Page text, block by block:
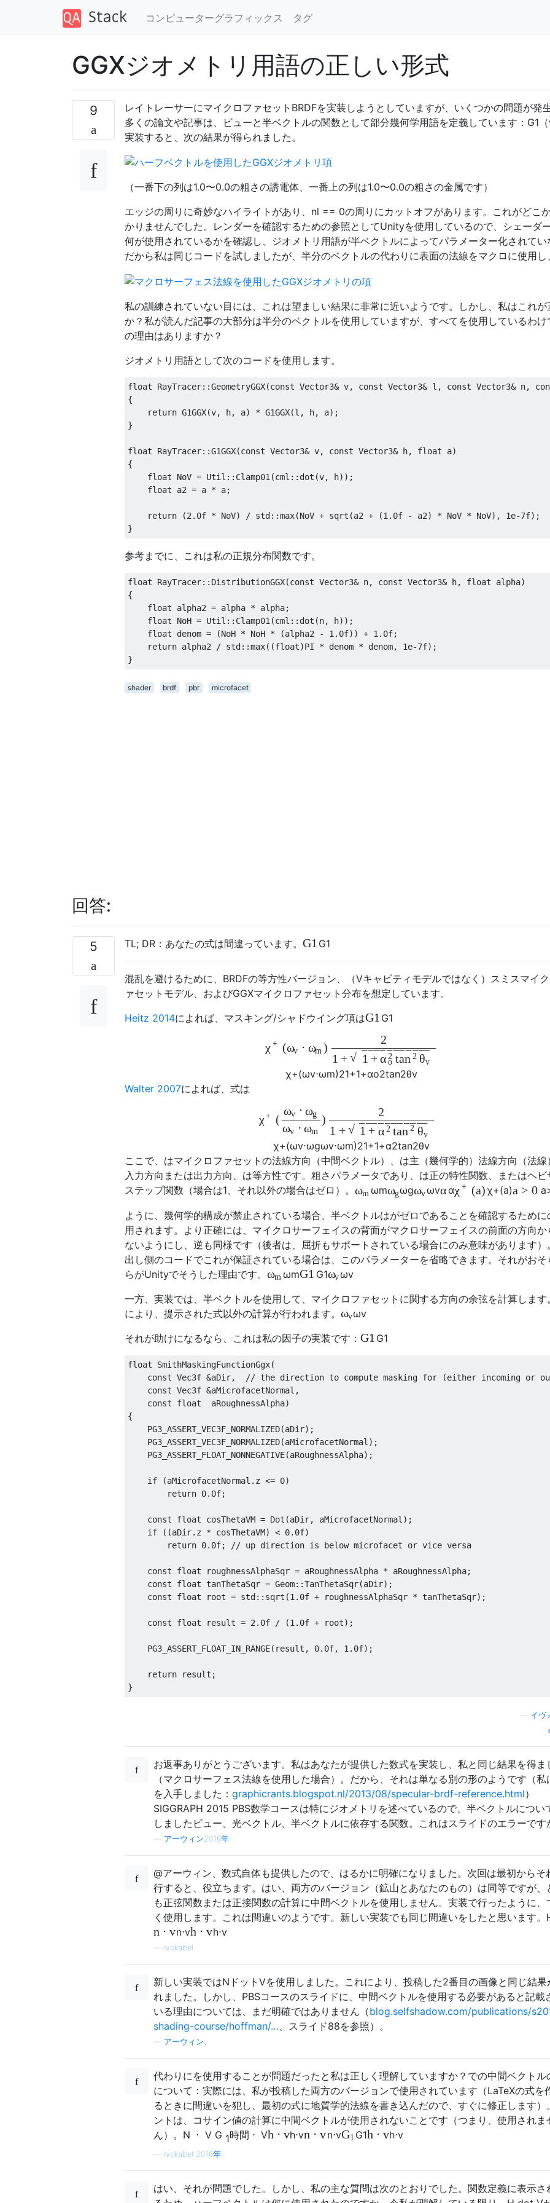
コンピューターグラフィックス タグ
GGXジオメトリ用語の正しい形式
9
レイトレーサーにマイクロファセットBRDFを実装しようとしていますが、いくつかの問題が発
多くの論文や記事は、ビューと半ベクトルの関数として部分幾何学用語を定義しています：G1
実装すると、次の結果が得られました。
（一番下の列は1.0〜0.0の粗さの誘電体、一番上の列は1.0〜0.0の粗さの金属です）
エッジの周りに奇妙なハイライトがあり、nl == 0の周りにカットオフがあります。これがどこ
かりませんでした。レンダーを確認するための参照としてUnityを使用しているので、シェーダ
何が使用されているかを確認し、ジオメトリ用語が半ベクトルによってパラメーター化されて
だから私は同じコードを試しましたが、半分のベクトルの代わりに表面の法線をマクロに使用
私の訓練されていない目には、これは望ましい結果に非常に近いようです。しかし、私はこれ
か？私が読んだ記事の大部分は半分のベクトルを使用していますが、すべてを使用しているわ
の理由はありますか？
ジオメトリ用語として次のコードを使用します。
float RayTracer::GeometryGGX(const Vector3& v, const Vector3& l, const Vector3& n,
{
    return G1GGX(v, h, a) * G1GGX(l, h, a);
}
float RayTracer::G1GGX(const Vector3& v, const Vector3& h, float a)
{
    float NoV = Util::Clamp01(cml::dot(v, h));
    float a2 = a * a;
    return (2.0f * NoV) / std::max(NoV + sqrt(a2 + (1.0f - a2) * NoV * NoV), 1e-7f);
参考までに、これは私の正規分布関数です。
float RayTracer::DistributionGGX(const Vector3& n, const Vector3& h, float alpha)
{
    float alpha2 = alpha * alpha;
    float NoH = Util::Clamp01(cml::dot(n, h));
    float denom = (NoH * NoH * (alpha2 - 1.0f)) + 1.0f;
    return alpha2 / std::max((float)PI * denom * denom, 1e-7f);
shader brdf pbr microfacet
回答:
5 TL; DR：あなたの式は間違っています。 G1 G1
混乱を避けるために、BRDFの等方性バージョン、（Vキャビティモデルではなく）スミスマイ
ァセットモデル、およびGGXマイクロファセット分布を想定しています。
Heitz 2014によれば、マスキング/シャドウイング項はG1 G1
χ + (ωv ⋅ ωm )
2
1 + 1 + α 2
o tan 2 θv
− −
−−−−−−−−−
√
χ+(ωv⋅ωm)21+1+αo2tan2θv
Walter 2007によれば、式は
χ+ (
ωv ⋅ ωg
ωv ⋅ ωm
)
2
1 + 1 + α 2 tan 2 θv
− −
−−−−−−−−−
√
χ+(ωv⋅ωgωv⋅ωm)21+1+α2tan2θv
ここで、はマイクロファセットの法線方向（中間ベクトル）、は主（幾何学的）法線方向（法線
入力方向または出力方向、は等方性です。粗さパラメータであり、は正の特性関数、またはヘビ
ステップ関数（場合は1、それ以外の場合はゼロ）。 ωm ωmωgωgωvωvααχ + (a)χ+(a)a > 0 a
ように、幾何学的構成が禁止されている場合、半ベクトルはがゼロであることを確認するために
用されます。より正確には、マイクロサーフェイスの背面がマクロサーフェイスの前面の方向か
ないようにし、逆も同様です（後者は、屈折もサポートされている場合にのみ意味があります）
出し側のコードでこれが保証されている場合は、このパラメーターを省略できます。それがおそ
らがUnityでそうした理由です。 ωm ωmG1 G1ωvωv
一方、実装では、半ベクトルを使用して、マイクロファセットに関する方向の余弦を計算します
により、提示された式以外の計算が行われます。 ωvωv
それが助けになるなら、これは私の因子の実装です： G1 G1
float SmithMaskingFunctionGgx(
const Vec3f &aDir,  // the direction to compute masking for (either incoming or
    const Vec3f &aMicrofacetNormal,
    const float  aRoughnessAlpha)
{
    PG3_ASSERT_VEC3F_NORMALIZED(aDir);
    PG3_ASSERT_VEC3F_NORMALIZED(aMicrofacetNormal);
    PG3_ASSERT_FLOAT_NONNEGATIVE(aRoughnessAlpha);
    if (aMicrofacetNormal.z <= 0)
        return 0.0f;
    const float cosThetaVM = Dot(aDir, aMicrofacetNormal);
    if ((aDir.z * cosThetaVM) < 0.0f)
        return 0.0f; // up direction is below microfacet or vice versa
    const float roughnessAlphaSqr = aRoughnessAlpha * aRoughnessAlpha;
    const float tanThetaSqr = Geom::TanThetaSqr(aDir);
    const float root = std::sqrt(1.0f + roughnessAlphaSqr * tanThetaSqr);
    const float result = 2.0f / (1.0f + root);
    PG3_ASSERT_FLOAT_IN_RANGE(result, 0.0f, 1.0f);
    return result;
イヴ
お返事ありがとうございます。私はあなたが提供した数式を実装し、私と同じ結果を得ま
（マクロサーフェス法線を使用した場合）。だから、それは単なる別の形のようです（私
を入手しました： graphicrants.blogspot.nl/2013/08/specular-brdf-reference.html）
SIGGRAPH 2015 PBS数学コースは特にジオメトリを述べているので、半ベクトルについ
しましたビュー、光ベクトル、半ベクトルに依存する関数。これはスライドのエラーです
アーウィン2016年
@アーウィン、数式自体も提供したので、はるかに明確になりました。次回は最初からそ
行すると、役立ちます。はい、両方のバージョン（鉱山とあなたのもの）は同等ですが、
も正弦関数または正接関数の計算に中間ベクトルを使用しません。実装で行ったように、
く使用します。これは間違いのようです。新しい実装でも同じ間違いをしたと思います。
n ⋅ vn⋅vh ⋅ vh⋅v
ivokabel
新しい実装ではNドットVを使用しました。これにより、投稿した2番目の画像と同じ結果
れました。しかし、PBSコースのスライドに、中間ベクトルを使用する必要があると記載
いる理由については、まだ明確ではありません（blog.selfshadow.com/publications/
shading-course/hoffman/… 、スライド88を参照）。
アーウィン、
代わりにを使用することが問題だったと私は正しく理解していますか？での中間ベクトル
について：実際には、私が投稿した両方のバージョンで使用されています（LaTeXの式を
るときに間違いを犯し、最初の式に地質学的法線を書き込んだので、すぐに修正します）
ントは、コサイン値の計算に中間ベクトルが使用されないことです（つまり、使用されま
ん）。 N ⋅ V G 1時間 ⋅ Vh ⋅ vh⋅vn ⋅ vn⋅vG1 G1h ⋅ vh⋅v
ivokabel 2016年
はい、それが問題でした。しかし、私の主な質問は次のとおりでした。関数定義に表示さ